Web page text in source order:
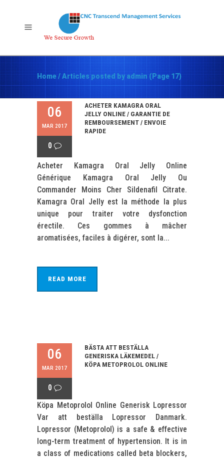
Home/Articles posted by admin (Page 17)
06
MAR 2017
0
ACHETER KAMAGRA ORAL
JELLY ONLINE / GARANTIE DE
REMBOURSEMENT / ENVOIE
RAPIDE
Acheter Kamagra Oral Jelly Online
Générique Kamagra Oral Jelly Ou
Commander Moins Cher Sildenafil Citrate.
Kamagra Oral Jelly est la méthode la plus
unique pour traiter votre dysfonction
érectile. Ces gommes à mâcher
aromatisées, faciles à digérer, sont la...
READ MORE
06
MAR 2017
0
BÄSTA ATT BESTÄLLA
GENERISKA LÄKEMEDEL /
KÖPA METOPROLOL ONLINE
Köpa Metoprolol Online Generisk Lopressor
Var att beställa Lopressor Danmark.
Lopressor (Metoprolol) is a safe & effective
long-term treatment of hypertension. It is in
a class of medications called beta blockers,